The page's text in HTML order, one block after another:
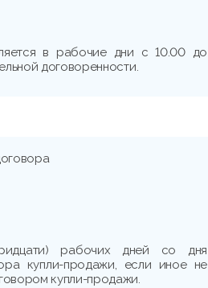
в рабочие дни с 10.00 до
договоренности.
рабочих дней со дня
купли-продажи, если иное не
купли-продажи.